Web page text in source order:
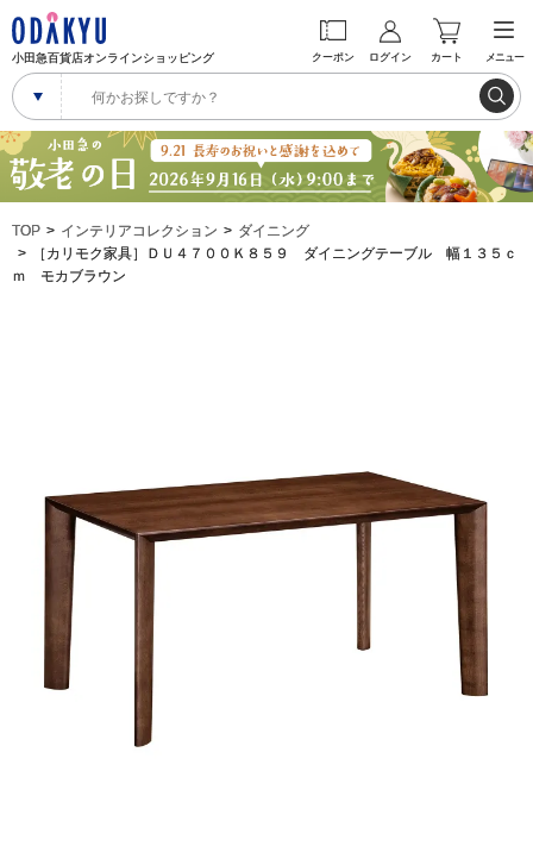
小田急百貨店オンラインショッピング クーポン ログイン カート メニュー
TOP インテリアコレクション
ダイニング
［カリモク家具］ＤＵ４７００Ｋ８５９ ダイニングテーブル 幅１３５ｃ
ｍ モカブラウン